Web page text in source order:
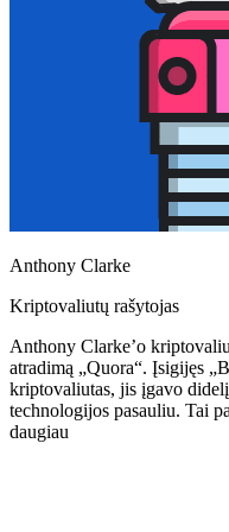
Anthony Clarke
Kriptovaliutų rašytojas
Anthony Clarke’o
atradimą „Quora“. Įsigijęs
kriptovaliutas, jis įgavo
technologijos pasauliu. Tai
daugiau